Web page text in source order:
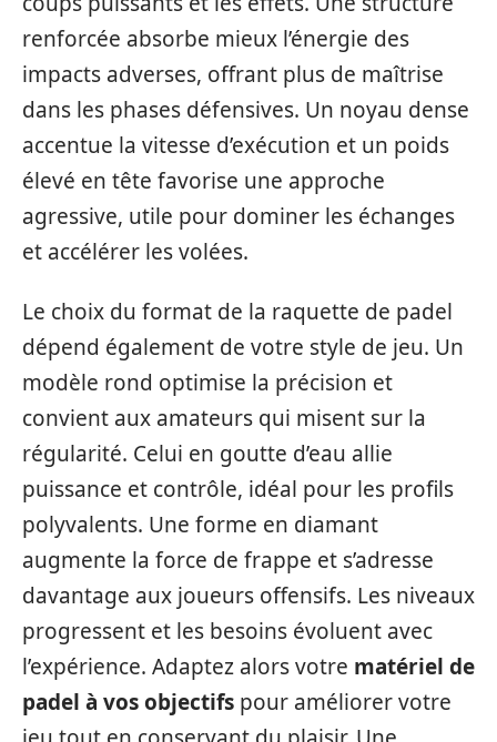
renforcée absorbe mieux l’énergie des
impacts adverses, offrant plus de maîtrise
dans les phases défensives. Un noyau dense
accentue la vitesse d’exécution et un poids
élevé en tête favorise une approche
agressive, utile pour dominer les échanges
et accélérer les volées.
Le choix du format de la raquette de padel
dépend également de votre style de jeu. Un
modèle rond optimise la précision et
convient aux amateurs qui misent sur la
régularité. Celui en goutte d’eau allie
puissance et contrôle, idéal pour les profils
polyvalents. Une forme en diamant
augmente la force de frappe et s’adresse
davantage aux joueurs offensifs. Les niveaux
progressent et les besoins évoluent avec
l’expérience. Adaptez alors votre matériel de
padel à vos objectifs pour améliorer votre